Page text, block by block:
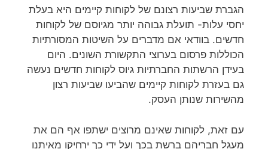
הגברת שביעות רצונם של לקוחות קיימים היא בעלת
יחסי עלות- תועלת גבוהה יותר מגיוסם של לקוחות
חדשים. בוודאי אם מדברים על השיטות המסורתיות
הכוללות פרסום בערוצי התקשורת השונים. היום
בעידן הרשתות החברתיות גיוס לקוחות חדשים נעשה
גם בעזרת לקוחות קיימים שהביעו שביעות רצון
מהשירות שנותן העסק.
עם זאת, לקוחות שאינם מרוצים ישתפו אף הם את
מעגל חבריהם ברשת בכך ועל ידי כך ירחיקו מאיתנו